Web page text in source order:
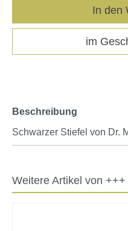
In den
im
Weitere Artikel von
Beschreibung
Schwarzer Stiefel von Dr.